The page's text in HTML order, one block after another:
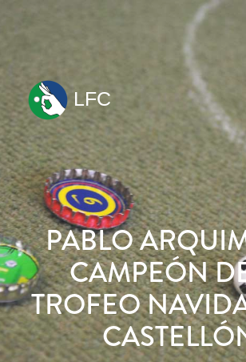
ir
contenido
LFC
PABLO
CAMPEÓN
TROFEO